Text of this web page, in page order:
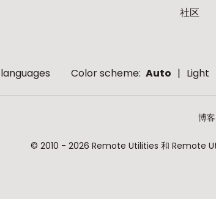
社区
Color scheme: Auto Light
博客
© 2010 - 2026 Remote Utilities 和 Remote